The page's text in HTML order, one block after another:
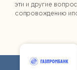
эти и другие
сопровождению